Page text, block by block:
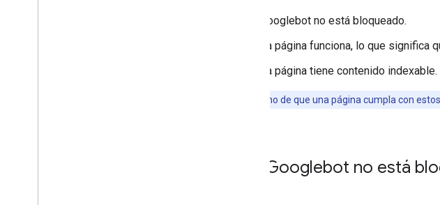
Googlebot no está bloqueado.
La página funciona, lo que significa
La página tiene contenido indexable.
El solo hecho de que una página cumpla con
Googlebot no está